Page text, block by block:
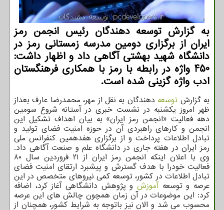
به گزارش توسعه دهندگان رئیس انجمن رمز
ایران از برگزاری دومین مدرسه زمستانی رمز در
دانشگاه شهید بهشتی آگاهی داد و اظهار داشت:
450 واژه در رابطه با رمز با همكاری فرهنگستان
ادب واژه گزینی شده است.
به گزارش توسعه دهندگان به نقل از مهر، محمدرضا عارف بعداز
ظهر امروز یکشنبه در نشست خبری در آستانه شروع سومین
دهه فعالیت «انجمن رمز ایران» به بیان اهداف تشکیل این
انجمن و کارهای راهبردی آن در حوزه امنیت فضای تولید و
تبادل اطلاعات پرداخت و از برگزاری هفدهمین کنفرانس ملی
رمز ایران در هفته جاری در دانشگاه علم و صنعت آگاهی داد.
وی با اعلان اینکه انجمن رمز ایران از ۲۱ فروردین سال ۸۰
فعالیت خودرا با هدف گسترش و پیشبرد ارتقای امنیت فضای
تبادل اطلاعات در کشور، توسعه کمی نیروهای متخصص در این
عرصه و توسعهآموزش و پژوهش دانشگاهی آغاز کرد، اضافه
کرد: این موضوعات در آن زمان همچون چالش های این عرصه
محسوب می شد و الان نیز باتوجه به شرایط کشور، همچنان از